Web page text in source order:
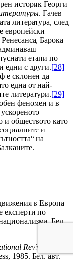
историк Георги
. Гачев
литература, след
европейски
Барока
етапи по
едни с други.[28]
е склонен да
една от най-
литератури.[29]
феномен и в
и обществото като
и
на
в Европа
експерти по
Бел.
Revival in
1985. Бел. авт.